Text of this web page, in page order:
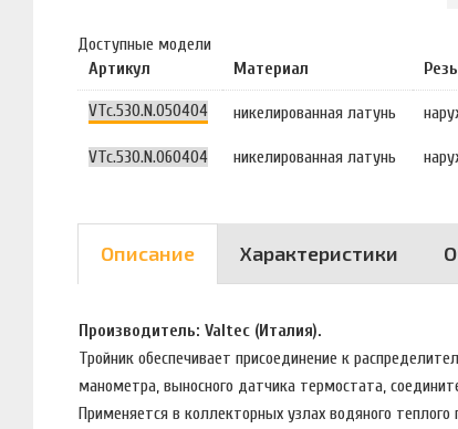
Доступные модели
Артикул
Материал
VTc.530.N.050404 никелированная латунь
VTc.530.N.060404 никелированная латунь
Описание Характеристики
Производитель: Valtec (Италия).
Тройник обеспечивает присоединение к
манометра, выносного датчика термостата,
Применяется в коллекторных узлах водяного теплого